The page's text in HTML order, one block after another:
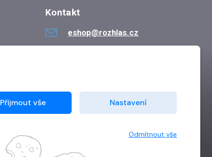
Kontakt
eshop@rozhlas.cz
Přijmout vše Nastavení
Odmítnout vše